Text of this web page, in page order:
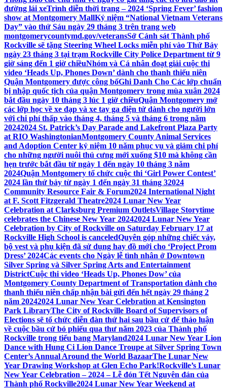
đường lái xeTrình diễn thời trang – 2024 ‘Spring Fever’ fashion
show at Montgomery MallKỷ niệm “National Vietnam Veterans
Day” vào thứ Sáu ngày 29 tháng 3 trên trang web
montgomerycountymd.gov/veteransSở Cảnh sát Thành phố
Rockville sẽ tặng Steering Wheel Locks miễn phí vào Thứ Bảy
ngày 23 tháng 3 tại trạm Rockville City Police Department từ 9
giờ sáng đến 1 giờ chiềuNhóm và Cá nhân đoạt giải cuộc thi
video ‘Heads Up, Phones Down’ dành cho thanh thiếu niên
Quận Montgomery được công bốGhi Danh Cho Các lớp chuẩn
bị nhập quốc tịch của quận Montgomery trong mùa xuân 2024
bắt đầu ngày 10 tháng 3 lúc 1 giờ chiềuQuận Montgomery mở
các lớp học về xe đạp và xe tay ga điện tử dành cho người lớn
với chi phí thấp vào tháng 4, tháng 5 và tháng 6 trong năm
20242024 St. Patrick’s Day Parade and Lakefront Plaza Party
at RIO WashingtonianMontgomery County Animal Services
and Adoption Center kỷ niệm 10 năm phục vụ và giảm chi phí
cho những người nuôi thú cưng mới xuống $10 mà không cần
hẹn trước bắt đầu từ ngày 1 đến ngày 10 tháng 3 năm
2024Quận Montgomery tổ chức cuộc thi ‘Girl Power Contest’
2024 lần thứ bảy từ ngày 1 đến ngày 31 tháng 32024
Community Resource Fair & Forum2024 International Night
at F. Scott Fitzgerald Theatre2024 Lunar New Year
Celebration at Clarksburg Premium OutletsVillage Storytime
celebrates the Chinese New Year 20242024 Lunar New Year
Celebration by City of Rockville on Saturday February 17 at
Rockville High School is canceledQuyên góp những chiếc váy,
bộ vest và phụ kiện đã sử dụng hay đồ mới cho ‘Project Prom
Dress’ 2024Các events cho Ngày lễ tình nhân ở Downtown
Silver Spring và Silver Spring Arts and Entertainment
DistrictCuộc thi video ‘Heads Up, Phones Dow’ của
Montgomery County Department of Transportation dành cho
thanh thiếu niên chấp nhận bài gửi đến hết ngày 29 tháng 2
năm 20242024 Lunar New Year Celebration at Kensington
Park LibraryThe City of Rockville Board of Supervisors of
Elections sẽ tổ chức diễn đàn thứ hai sau bầu cử để thảo luận
về cuộc bầu cử bỏ phiếu qua thư năm 2023 của Thành phố
Rockville trong tiểu bang Maryland2024 Lunar New Year Lion
Dance with Hung Ci Lion Dance Troupe at Silver Spring Town
Center’s Annual Around the World BazaarThe Lunar New
Year Drawing Workshop at Glen Echo Park!Rockville’s Lunar
New Year Celebration – 2024 – Lễ đón Tết Nguyên đán của
Thành phố Rockville2024 Lunar New Year Weekend at